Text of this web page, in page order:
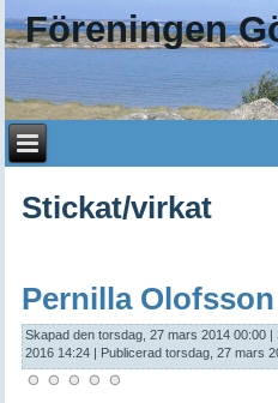
Föreningen
Stickat/virkat
Pernilla Olofsson
Skapad den torsdag, 27 mars 2014 00:00 |
2016 14:24 | Publicerad torsdag, 27 mars